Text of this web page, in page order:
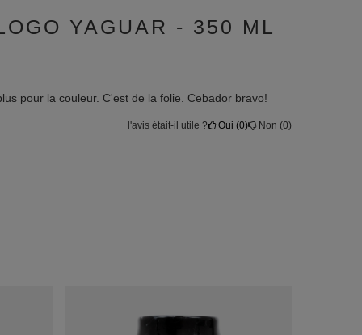
YAGUAR - 350 ML
pour la couleur. C'est de la folie. Cebador bravo!
l'avis était-il utile ? Oui 0 Non 0